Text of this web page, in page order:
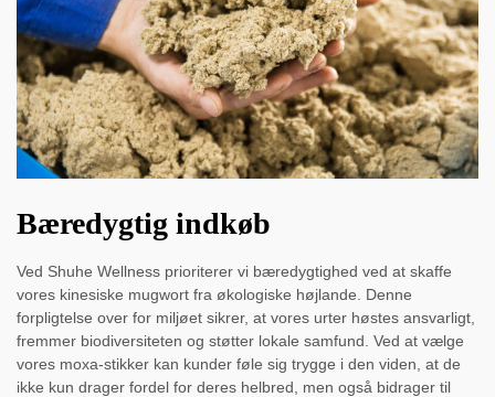
Bæredygtig indkøb
Ved Shuhe Wellness prioriterer vi bæredygtighed ved at skaffe
vores kinesiske mugwort fra økologiske højlande. Denne
forpligtelse over for miljøet sikrer, at vores urter høstes ansvarligt,
fremmer biodiversiteten og støtter lokale samfund. Ved at vælge
vores moxa-stikker kan kunder føle sig trygge i den viden, at de
ikke kun drager fordel for deres helbred, men også bidrager til